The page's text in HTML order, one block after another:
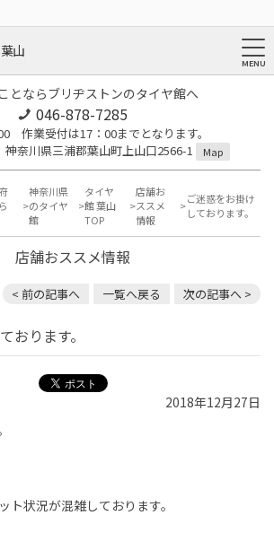
山
とならブリヂストンのタイヤ館へ
046-878-7285
作業受付は17：00までとなります。
奈川県三浦郡葉山町上山口2566-1
Map
神奈川県
のタイヤ
館
タイヤ
館 葉山
TOP
店舗お
ススメ
情報
ご迷惑をお掛け
しております。
店舗おススメ情報
< 前の記事へ 一覧へ戻る 次の記事へ >
おります。
2018年12月27日
ト状況が混雑しております。